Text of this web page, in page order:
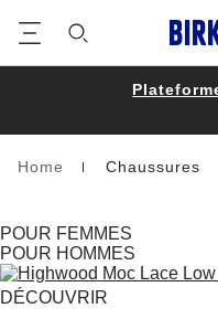
Homepage
Home Chaussures
POUR FEMMES
POUR HOMMES
DÉCOUVRIR